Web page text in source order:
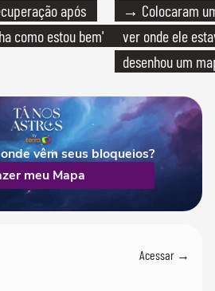
após
como estou bem'
→ Colocaram
ver onde ele
desenhou um
vêm seus bloqueios?
meu Mapa
Acessar →